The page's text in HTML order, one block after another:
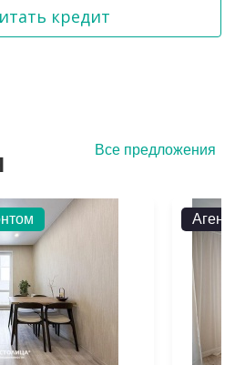
кредит
Все предложения